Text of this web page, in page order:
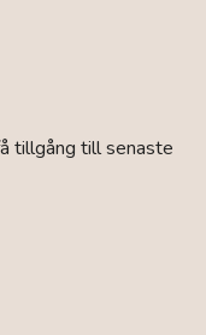
tillgång till senaste